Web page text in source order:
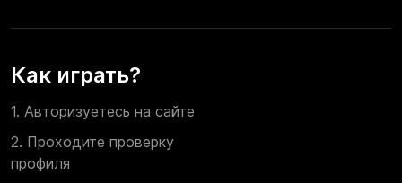
Как играть?
1. Авторизуетесь на сайте
2. Проходите проверку
профиля